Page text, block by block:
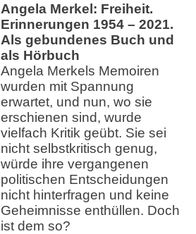
Angela Merkel: Freiheit.
Erinnerungen 1954 – 2021.
Als gebundenes Buch und
als Hörbuch
Angela Merkels Memoiren
wurden mit Spannung
erwartet, und nun, wo sie
erschienen sind, wurde
vielfach Kritik geübt. Sie sei
nicht selbstkritisch genug,
würde ihre vergangenen
politischen Entscheidungen
nicht hinterfragen und keine
Geheimnisse enthüllen. Doch
ist dem so?